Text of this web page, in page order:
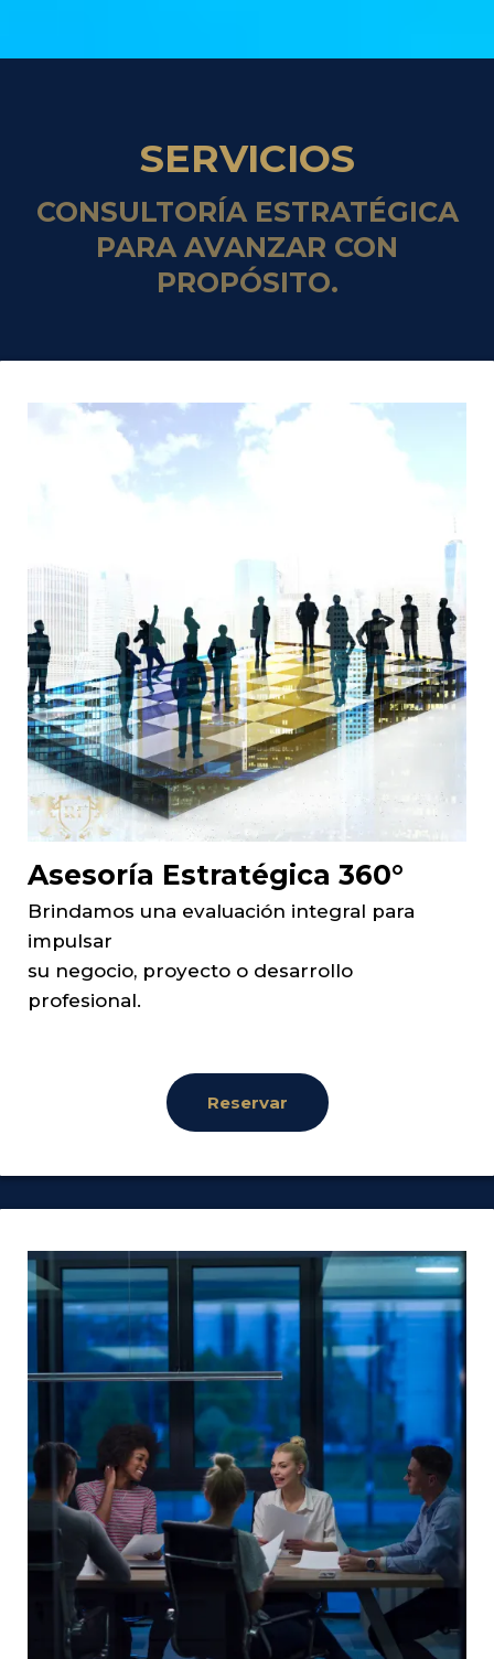
SERVICIOS
CONSULTORÍA ESTRATÉGICA
PARA AVANZAR CON
PROPÓSITO.
Asesoría Estratégica 360°
Brindamos una evaluación integral para
impulsar
su negocio, proyecto o desarrollo
profesional.
Reservar